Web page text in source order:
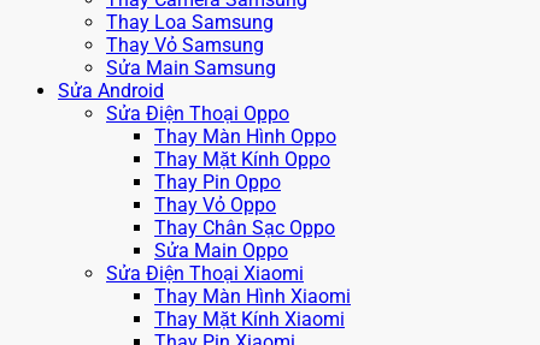
Thay Loa Samsung
Thay Vỏ Samsung
Sửa Main Samsung
Sửa Android
Sửa Điện Thoại Oppo
Thay Màn Hình Oppo
Thay Mặt Kính Oppo
Thay Pin Oppo
Thay Vỏ Oppo
Thay Chân Sạc Oppo
Sửa Main Oppo
Sửa Điện Thoại Xiaomi
Thay Màn Hình Xiaomi
Thay Mặt Kính Xiaomi